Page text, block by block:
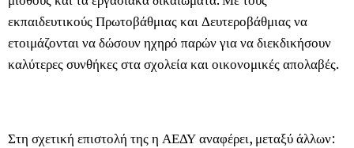
εκπαιδευτικούς Πρωτοβάθμιας και Δευτεροβάθμιας να
ετοιμάζονται να δώσουν ηχηρό παρών για να διεκδικήσουν
καλύτερες συνθήκες στα σχολεία και οικονομικές απολαβές.
Στη σχετική επιστολή της η ΑΕΔΥ αναφέρει, μεταξύ άλλων: